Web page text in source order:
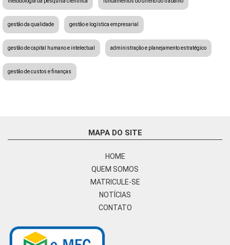
gestão da qualidade gestão e logística empresarial
gestão de capital humano e intelectual administração e planejamento estratégico
gestão de custos e finanças
MAPA DO SITE
HOME
QUEM SOMOS
MATRICULE-SE
NOTÍCIAS
CONTATO